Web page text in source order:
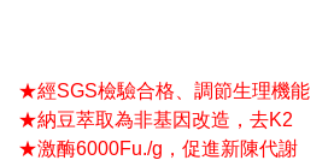
★經SGS檢驗合格、調節生理機能
★納豆萃取為非基因改造，去K2
★激酶6000Fu./g，促進新陳代謝